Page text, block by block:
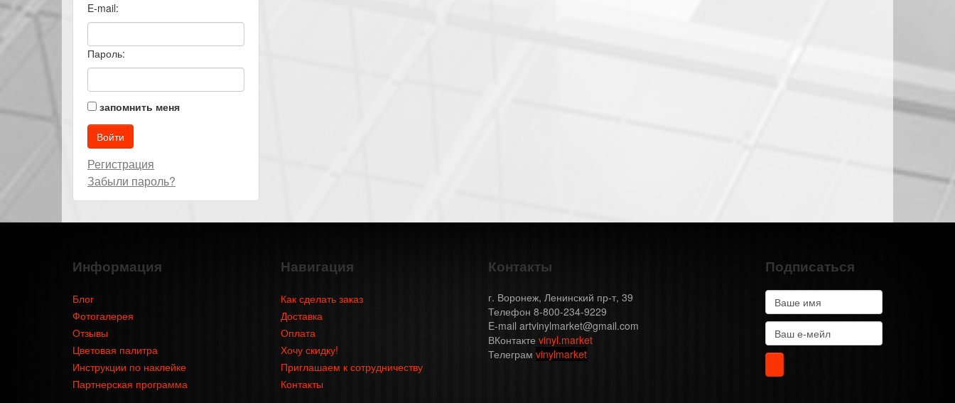
E-mail:
Пароль:
запомнить меня
Регистрация
Забыли пароль?
Информация
Блог
Фотогалерея
Отзывы
Цветовая палитра
Инструкции по наклейке
Партнерская программа
Навигация
Как сделать заказ
Доставка
Оплата
Хочу скидку!
Приглашаем к сотрудничеству
Контакты
Контакты
г. Воронеж, Ленинский пр-т, 39
Телефон 8-800-234-9229
E-mail artvinylmarket@gmail.com
ВКонтакте vinyl.market
Телеграм vinylmarket
Подписаться